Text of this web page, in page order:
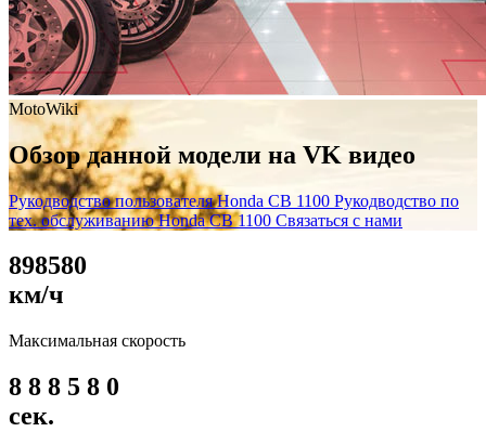
MotoWiki
Обзор данной модели на VK видео
Рукодводство пользователя Honda CB 1100 Рукодводство по
тех. обслуживанию Honda CB 1100 Связаться с нами
898580
км/ч
Максимальная скорость
8 8 8 5 8 0
сек.